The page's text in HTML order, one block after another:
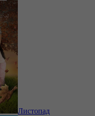
Листопад